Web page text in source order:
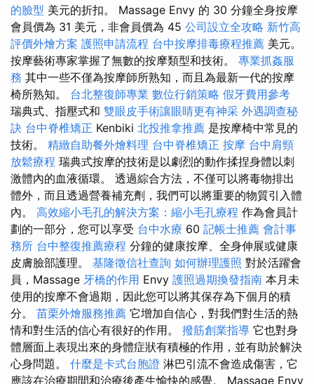
的臉型 美元的折扣。 Massage Envy 的 30 分鐘全身按摩
會員價為 31 美元，非會員價為 45 公司設立全攻略 新竹高
評價外燴方案 護照申請流程 台中按摩排毒療程推薦 美元。
按摩藝術專家掌握了無數的按摩類型和技術。 專業抓姦服
務 其中一些不僅為按摩師所熟知，而且為最新一代的按摩
椅所熟知。 台北整復師專業 數位行銷策略 假牙費用參考
瑞典式、指壓式和 雙眼皮手術讓眼睛更有神采 外遇調查秘
訣 台中脊椎矯正 Kenbiki 北投推拿推薦 是按摩椅中常見的
技術。 精緻自助餐外燴料理 台中脊椎矯正 按摩 台中肩頸
放鬆療程 瑞典式按摩的技術是以劇烈的動作揉捏身體以刺
激體內的血液循環。 透過綜合方法，不僅可以將毒物排出
體外，而且透過營養補充劑，我們可以將重要的物質引入體
內。 高效縮小毛孔的解決方案：縮小毛孔療程 作為會員計
劃的一部分，您可以享受 台中水療 60 記帳士推薦 會計事
務所 台中整復推薦療程 分鐘的健康按摩、全身伸展或健康
皮膚臉部護理。 基隆徵信社查詢 如何辦理護照 對於活躍會
員，Massage 牙橋的作用 Envy 護照過期換發指南 本月未
使用的按摩不會過期，因此您可以將其保存為下個月的積
分。 苗栗外燴服務推薦 它增加自信心，對我們對生活的熱
情和對生活的信心有很好的作用。 撥筋創業指導 它也對身
體層面上表現出來的身體症狀有積極的作用，並有助於解決
心身問題。 什麼是卡式台胞證 淋巴引流不會造成傷害，它
應該在治療期​​間和治療後產生愉快的感覺。 Massage Envy